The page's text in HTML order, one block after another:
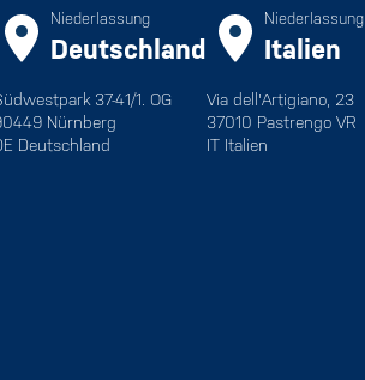
Niederlassung
Deutschland
37-41/1. OG
Nürnberg
Deutschland
Niederlassung
Italien
Via dell'Artigiano, 23
37010 Pastrengo VR
IT Italien